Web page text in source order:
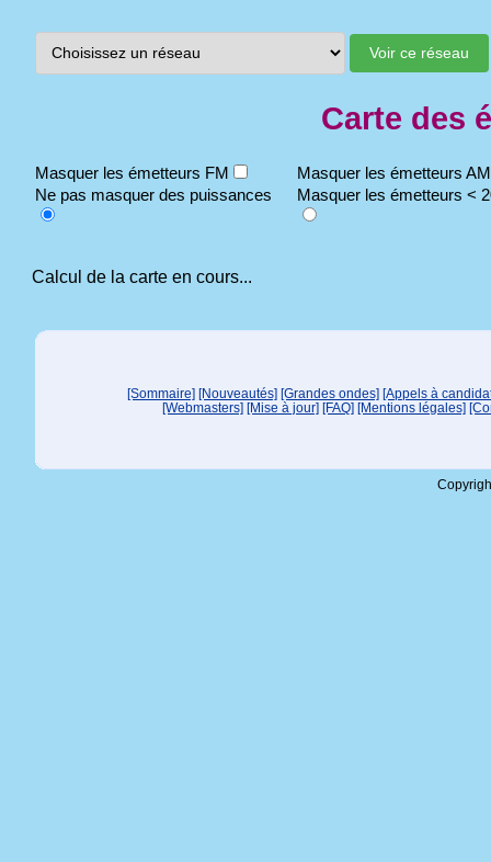
Carte des
Masquer les émetteurs FM
Masquer les émetteurs AM
Ne pas masquer des puissances
Masquer les émetteurs <
Calcul de la carte en cours...
[Sommaire] [Nouveautés] [Grandes ondes] [Appels à
[Webmasters] [Mise à jour] [FAQ] [Mentions légales]